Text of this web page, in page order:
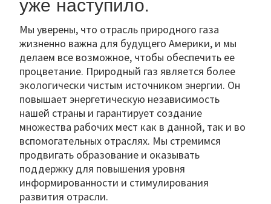
уже наступило.
Мы уверены, что отрасль природного газа
жизненно важна для будущего Америки, и мы
делаем все возможное, чтобы обеспечить ее
процветание. Природный газ является более
экологически чистым источником энергии. Он
повышает энергетическую независимость
нашей страны и гарантирует создание
множества рабочих мест как в данной, так и во
вспомогательных отраслях. Мы стремимся
продвигать образование и оказывать
поддержку для повышения уровня
информированности и стимулирования
развития отрасли.